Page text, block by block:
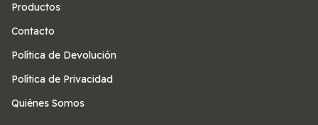
Productos
Contacto
Política de Devolución
Política de Privacidad
Quiénes Somos